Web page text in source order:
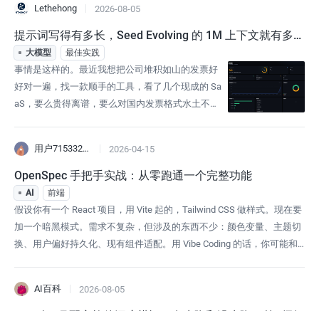
RL 与 Model Name 均不相同计费方式截然不同：C
oding Plan采用套餐订阅模式，在线
Lethehong 2026-08-05
提示词写得有多长，Seed Evolving 的 1M 上下文就有多
大，让 Seed Evolvin
大模型 最佳实践
事情是这样的。最近我想把公司堆积如山的发票好
好对一遍，找一款顺手的工具，看了几个现成的 Sa
aS，要么贵得离谱，要么对国内发票格式水土不
15 日刚升级了一次新版本，支持 1M 超长上下文，
长程任务能力也上了一个台阶，官方说法是 Tokens
效率也优化了，整体往 Coding 和 A
用户7153322609861 2026-04-15
OpenSpec 手把手实战：从零跑通一个完整功能
AI 前端
假设你有一个 React 项目，用 Vite 起的，Tailwind CSS 做样式。现在要
加一个暗黑模式。需求不复杂，但涉及的东西不少：颜色变量、主题切
换、用户偏好持久化、现有组件适配。用 Vibe Coding 的话，你可能和
目录，初始化：输出：它自动
AI百科 2026-08-05